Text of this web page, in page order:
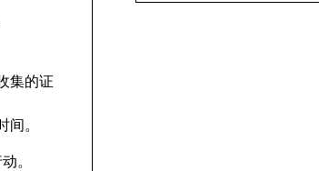
集的证
间。
。